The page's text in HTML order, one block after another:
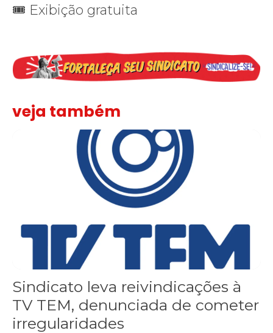
🎟 Exibição gratuita
veja também
Sindicato leva reivindicações à TV TEM, denunciada de cometer
Sindicato leva reivindicações à
TV TEM, denunciada de cometer
irregularidades